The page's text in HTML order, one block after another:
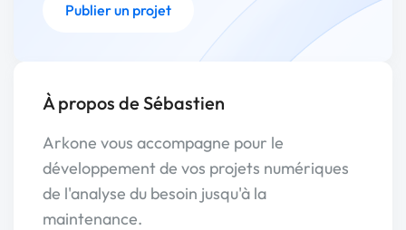
Publier un projet
À propos de Sébastien
Arkone vous accompagne pour le
développement de vos projets numériques
de l'analyse du besoin jusqu'à la
maintenance.